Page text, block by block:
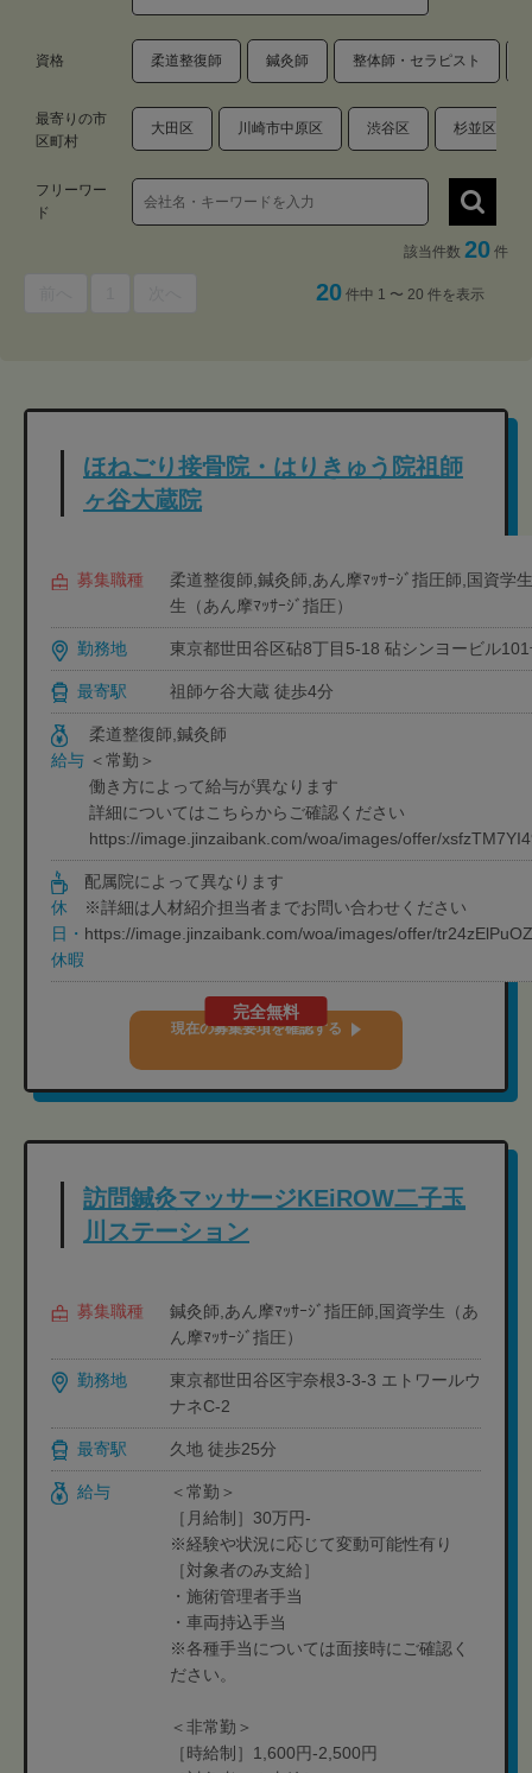
資格 柔道整復師 鍼灸師 整体師・セラピスト
最寄りの市
区町村
大田区 川崎市中原区 渋谷区 杉並区
フリーワー
ド
該当件数 20 件
20 件中 1 〜 20 件を表示
ほねごり接骨院・はりきゅう院祖師
ヶ谷大蔵院
募集職種
柔道整復師,鍼灸師,あん摩ﾏｯｻｰｼﾞ指圧師,国資学
生（あん摩ﾏｯｻｰｼﾞ指圧）
勤務地 東京都世田谷区砧8丁目5-18 砧シンヨービル
最寄駅 祖師ケ谷大蔵 徒歩4分
給与
柔道整復師,鍼灸師
＜常勤＞
働き方によって給与が異なります
詳細についてはこちらからご確認ください
https://image.jinzaibank.com/woa/images/offer/
休
日・
休暇
配属院によって異なります
※詳細は人材紹介担当者までお問い合わせください
https://image.jinzaibank.com/woa/images/offer/
完全無料
現在の募集要項を確認する
訪問鍼灸マッサージKEiROW二子玉
川ステーション
募集職種
鍼灸師,あん摩ﾏｯｻｰｼﾞ指圧師,国資学生（あ
ん摩ﾏｯｻｰｼﾞ指圧）
勤務地
東京都世田谷区宇奈根3-3-3 エトワールウ
ナネC-2
最寄駅 久地 徒歩25分
給与
＜常勤＞
［月給制］30万円-
※経験や状況に応じて変動可能性有り
［対象者のみ支給］
・施術管理者手当
・車両持込手当
※各種手当については面接時にご確認く
ださい。
＜非常勤＞
［時給制］1,600円-2,500円